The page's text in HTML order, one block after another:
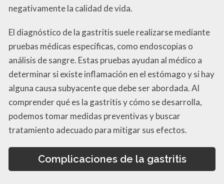
negativamente la calidad de vida.
El diagnóstico de la gastritis suele realizarse mediante
pruebas médicas específicas, como endoscopias o
análisis de sangre. Estas pruebas ayudan al médico a
determinar si existe inflamación en el estómago y si hay
alguna causa subyacente que debe ser abordada. Al
comprender qué es la gastritis y cómo se desarrolla,
podemos tomar medidas preventivas y buscar
tratamiento adecuado para mitigar sus efectos.
Complicaciones de la gastritis